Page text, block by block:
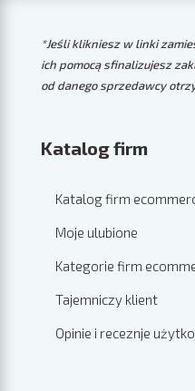
*Jeśli klikniesz w linki
ich pomocą sfinalizujesz
od danego sprzedawcy
Katalog firm
Katalog firm
Moje ulubione
Kategorie firm
Tajemniczy klient
Opinie i receznje